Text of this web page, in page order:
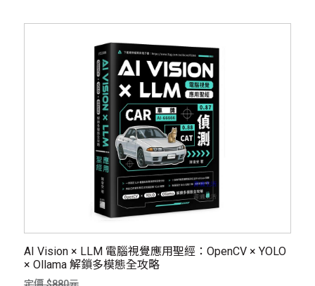
AI Vision × LLM 電腦視覺應用聖經：OpenCV × YOLO
× Ollama 解鎖多模態全攻略